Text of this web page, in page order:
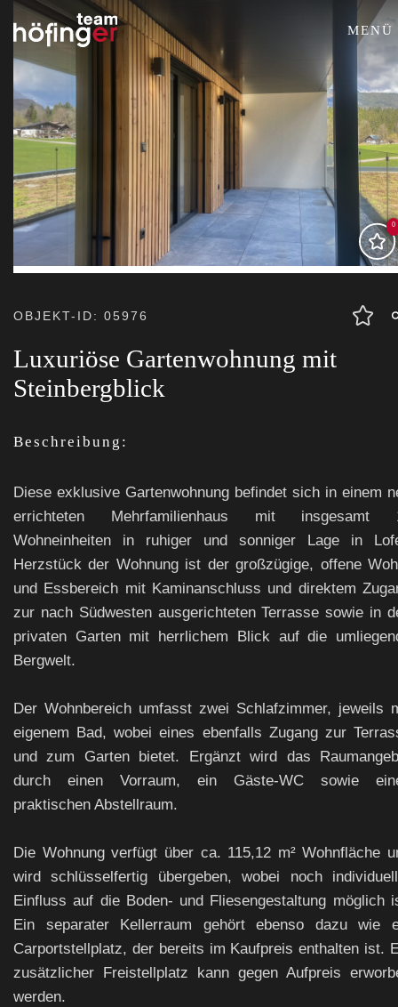
MENÜ
0
OBJEKT-ID: 05976
Luxuriöse Gartenwohnung mit
Steinbergblick
Beschreibung:
Diese exklusive Gartenwohnung befindet sich in einem
errichteten Mehrfamilienhaus mit insgesamt
Wohneinheiten in ruhiger und sonniger Lage in
Herzstück der Wohnung ist der großzügige, offene
und Essbereich mit Kaminanschluss und direktem
zur nach Südwesten ausgerichteten Terrasse sowie in
privaten Garten mit herrlichem Blick auf die
Bergwelt.
Der Wohnbereich umfasst zwei Schlafzimmer, jeweils
eigenem Bad, wobei eines ebenfalls Zugang zur
und zum Garten bietet. Ergänzt wird das
durch einen Vorraum, ein Gäste-WC sowie
praktischen Abstellraum.
Die Wohnung verfügt über ca. 115,12 m² Wohnfläche
wird schlüsselfertig übergeben, wobei noch
Einfluss auf die Boden- und Fliesengestaltung möglich
Ein separater Kellerraum gehört ebenso dazu wie
Carportstellplatz, der bereits im Kaufpreis enthalten ist.
zusätzlicher Freistellplatz kann gegen Aufpreis
werden.